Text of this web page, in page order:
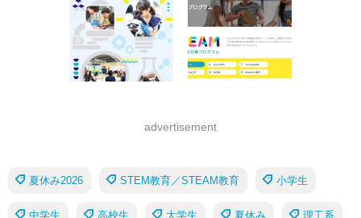
advertisement
夏休み2026 STEM教育／STEAM教育 小学生
中学生 高校生 大学生 夏休み 理工系